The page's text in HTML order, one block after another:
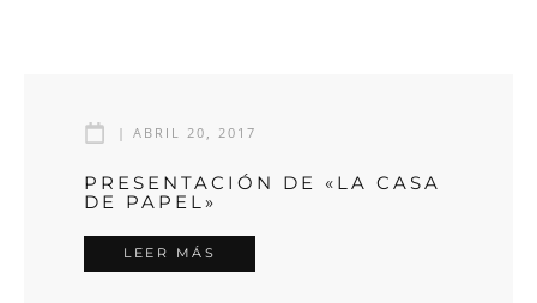
| ABRIL 20, 2017
PRESENTACIÓN DE «LA CASA
DE PAPEL»
LEER MÁS